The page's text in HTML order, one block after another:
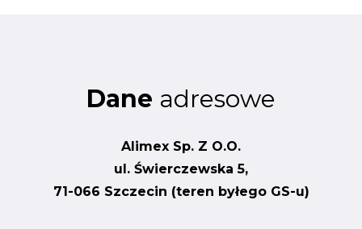
Dane adresowe
Alimex Sp. Z O.O.
ul. Świerczewska 5,
71-066 Szczecin (teren byłego GS-u)